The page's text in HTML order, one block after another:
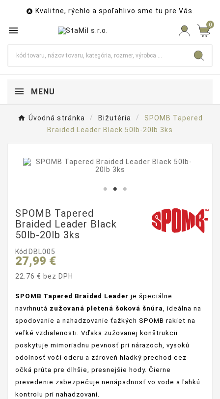
 Kvalitne, rýchlo a spoľahlivo sme tu pre Vás.
 0
MENU
Úvodná stránka Bižutéria
SPOMB Tapered
Braided Leader Black 50lb-20lb 3ks
SPOMB Tapered
Braided Leader Black
50lb-20lb 3ks
Kód DBL005
27,99 €
22.76 € bez DPH
SPOMB Tapered Braided Leader je špeciálne
navrhnutá zužovaná pletená šoková šnúra, ideálna na
spodovanie a nahadzovanie ťažkých SPOMB rakiet na
veľké vzdialenosti. Vďaka zužovanej konštrukcii
poskytuje mimoriadnu pevnosť pri nárazoch, vysokú
odolnosť voči oderu a zároveň hladký prechod cez
očká prúta pre dlhšie, presnejšie hody. Čierne
prevedenie zabezpečuje nenápadnosť vo vode a ľahkú
kontrolu pri nahadzovaní.